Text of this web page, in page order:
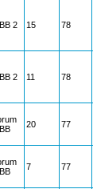
2 15 78
2 11 78
20 77
7 77